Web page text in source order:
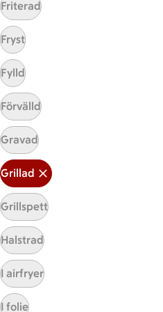
Sidfot
Kontakta oss
Friterad
Fryst
Fylld
Förvälld
Gravad
Grillad
Grillspett
Halstrad
I airfryer
I folie